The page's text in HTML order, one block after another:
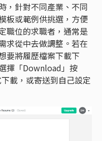
，針對不同產業、不同
板或範例供挑選，方便
職位的求職者，通常是
求從中去做調整。若在
要將履歷檔案下載下
擇「Download」按
載，或寄送到自己設定